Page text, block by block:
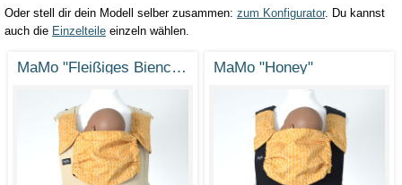
Oder stell dir dein Modell selber zusammen: zum Konfigurator. Du kannst
auch die Einzelteile einzeln wählen.
MaMo "Fleißiges Bienchen" MaMo "Honey"